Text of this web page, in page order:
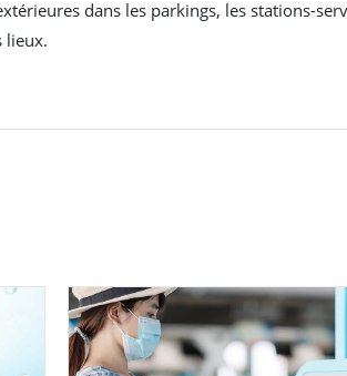
dans les parkings, les stations-
lieux.